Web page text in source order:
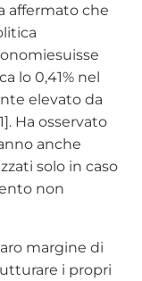
affermato che
lo 0,41% nel
elevato da
Ha osservato
anche
solo in caso
non
margine di
i propri